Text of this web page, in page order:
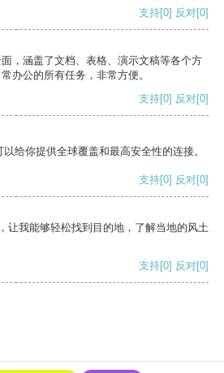
支持[0] 反对[0]
，涵盖了文档、表格、演示文稿等各个方
办公的所有任务，非常方便。
支持[0] 反对[0]
给你提供全球覆盖和最高安全性的连接。
支持[0] 反对[0]
让我能够轻松找到目的地，了解当地的风土
支持[0] 反对[0]